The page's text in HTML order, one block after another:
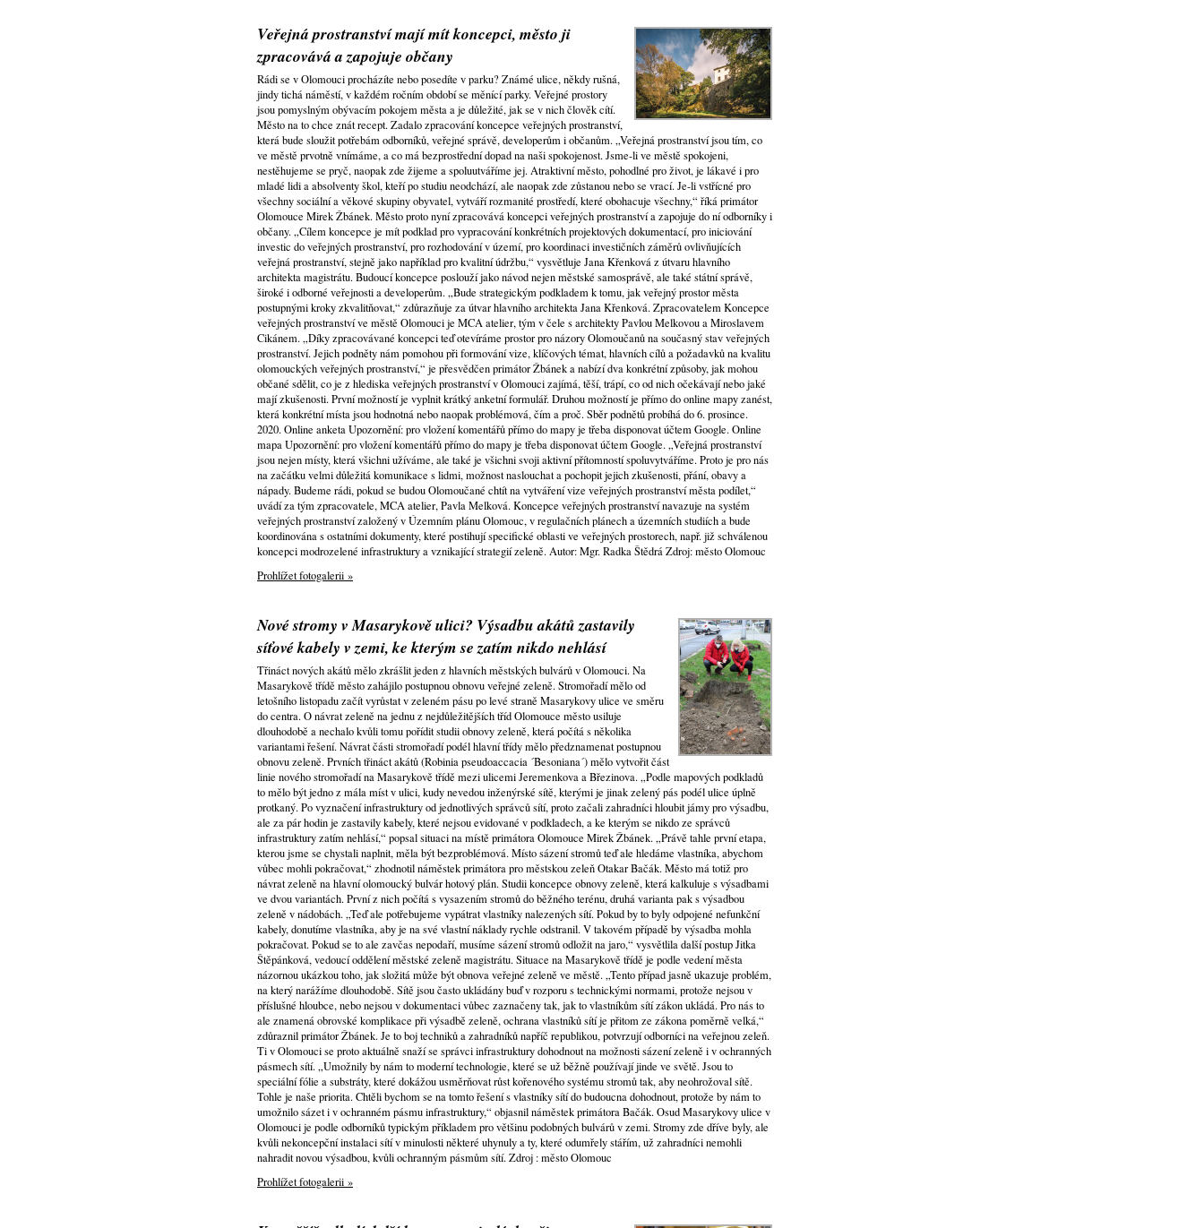
Veřejná prostranství mají mít koncepci, město ji
zpracovává a zapojuje občany
Rádi se v Olomouci procházíte nebo posedíte v parku? Známé ulice, někdy rušná,
jindy tichá náměstí, v každém ročním období se měnící parky. Veřejné prostory
jsou pomyslným obývacím pokojem města a je důležité, jak se v nich člověk cítí.
Město na to chce znát recept. Zadalo zpracování koncepce veřejných prostranství,
která bude sloužit potřebám odborníků, veřejné správě, developerům i občanům. „Veřejná prostranství jsou tím, co
ve městě prvotně vnímáme, a co má bezprostřední dopad na naši spokojenost. Jsme-li ve městě spokojeni,
nestěhujeme se pryč, naopak zde žijeme a spoluutváříme jej. Atraktivní město, pohodlné pro život, je lákavé i pro
mladé lidi a absolventy škol, kteří po studiu neodchází, ale naopak zde zůstanou nebo se vrací. Je-li vstřícné pro
všechny sociální a věkové skupiny obyvatel, vytváří rozmanité prostředí, které obohacuje všechny,“ říká primátor
Olomouce Mirek Žbánek. Město proto nyní zpracovává koncepci veřejných prostranství a zapojuje do ní odborníky i
občany. „Cílem koncepce je mít podklad pro vypracování konkrétních projektových dokumentací, pro iniciování
investic do veřejných prostranství, pro rozhodování v území, pro koordinaci investičních záměrů ovlivňujících
veřejná prostranství, stejně jako například pro kvalitní údržbu,“ vysvětluje Jana Křenková z útvaru hlavního
architekta magistrátu. Budoucí koncepce poslouží jako návod nejen městské samosprávě, ale také státní správě,
široké i odborné veřejnosti a developerům. „Bude strategickým podkladem k tomu, jak veřejný prostor města
postupnými kroky zkvalitňovat,“ zdůrazňuje za útvar hlavního architekta Jana Křenková. Zpracovatelem Koncepce
veřejných prostranství ve městě Olomouci je MCA atelier, tým v čele s architekty Pavlou Melkovou a Miroslavem
Cikánem. „Díky zpracovávané koncepci teď otevíráme prostor pro názory Olomoučanů na současný stav veřejných
prostranství. Jejich podněty nám pomohou při formování vize, klíčových témat, hlavních cílů a požadavků na kvalitu
olomouckých veřejných prostranství,“ je přesvědčen primátor Žbánek a nabízí dva konkrétní způsoby, jak mohou
občané sdělit, co je z hlediska veřejných prostranství v Olomouci zajímá, těší, trápí, co od nich očekávají nebo jaké
mají zkušenosti. První možností je vyplnit krátký anketní formulář. Druhou možností je přímo do online mapy zanést,
která konkrétní místa jsou hodnotná nebo naopak problémová, čím a proč. Sběr podnětů probíhá do 6. prosince.
2020. Online anketa Upozornění: pro vložení komentářů přímo do mapy je třeba disponovat účtem Google. Online
mapa Upozornění: pro vložení komentářů přímo do mapy je třeba disponovat účtem Google. „Veřejná prostranství
jsou nejen místy, která všichni užíváme, ale také je všichni svoji aktivní přítomností spoluvytváříme. Proto je pro nás
na začátku velmi důležitá komunikace s lidmi, možnost naslouchat a pochopit jejich zkušenosti, přání, obavy a
nápady. Budeme rádi, pokud se budou Olomoučané chtít na vytváření vize veřejných prostranství města podílet,“
uvádí za tým zpracovatele, MCA atelier, Pavla Melková. Koncepce veřejných prostranství navazuje na systém
veřejných prostranství založený v Územním plánu Olomouc, v regulačních plánech a územních studiích a bude
koordinována s ostatními dokumenty, které postihují specifické oblasti ve veřejných prostorech, např. již schválenou
koncepci modrozelené infrastruktury a vznikající strategií zeleně. Autor: Mgr. Radka Štědrá Zdroj: město Olomouc
Prohlížet fotogalerii »
Nové stromy v Masarykově ulici? Výsadbu akátů zastavily
síťové kabely v zemi, ke kterým se zatím nikdo nehlásí
Třináct nových akátů mělo zkrášlit jeden z hlavních městských bulvárů v Olomouci. Na
Masarykově třídě město zahájilo postupnou obnovu veřejné zeleně. Stromořadí mělo od
letošního listopadu začít vyrůstat v zeleném pásu po levé straně Masarykovy ulice ve směru
do centra. O návrat zeleně na jednu z nejdůležitějších tříd Olomouce město usiluje
dlouhodobě a nechalo kvůli tomu pořídit studii obnovy zeleně, která počítá s několika
variantami řešení. Návrat části stromořadí podél hlavní třídy mělo předznamenat postupnou
obnovu zeleně. Prvních třináct akátů (Robinia pseudoaccacia ´Besoniana´) mělo vytvořit část
linie nového stromořadí na Masarykově třídě mezi ulicemi Jeremenkova a Březinova. „Podle mapových podkladů
to mělo být jedno z mála míst v ulici, kudy nevedou inženýrské sítě, kterými je jinak zelený pás podél ulice úplně
protkaný. Po vyznačení infrastruktury od jednotlivých správců sítí, proto začali zahradníci hloubit jámy pro výsadbu,
ale za pár hodin je zastavily kabely, které nejsou evidované v podkladech, a ke kterým se nikdo ze správců
infrastruktury zatím nehlásí,“ popsal situaci na místě primátora Olomouce Mirek Žbánek. „Právě tahle první etapa,
kterou jsme se chystali naplnit, měla být bezproblémová. Místo sázení stromů teď ale hledáme vlastníka, abychom
vůbec mohli pokračovat,“ zhodnotil náměstek primátora pro městskou zeleň Otakar Bačák. Město má totiž pro
návrat zeleně na hlavní olomoucký bulvár hotový plán. Studii koncepce obnovy zeleně, která kalkuluje s výsadbami
ve dvou variantách. První z nich počítá s vysazením stromů do běžného terénu, druhá varianta pak s výsadbou
zeleně v nádobách. „Teď ale potřebujeme vypátrat vlastníky nalezených sítí. Pokud by to byly odpojené nefunkční
kabely, donutíme vlastníka, aby je na své vlastní náklady rychle odstranil. V takovém případě by výsadba mohla
pokračovat. Pokud se to ale zavčas nepodaří, musíme sázení stromů odložit na jaro,“ vysvětlila další postup Jitka
Štěpánková, vedoucí oddělení městské zeleně magistrátu. Situace na Masarykově třídě je podle vedení města
názornou ukázkou toho, jak složitá může být obnova veřejné zeleně ve městě. „Tento případ jasně ukazuje problém,
na který narážíme dlouhodobě. Sítě jsou často ukládány buď v rozporu s technickými normami, protože nejsou v
příslušné hloubce, nebo nejsou v dokumentaci vůbec zaznačeny tak, jak to vlastníkům sítí zákon ukládá. Pro nás to
ale znamená obrovské komplikace při výsadbě zeleně, ochrana vlastníků sítí je přitom ze zákona poměrně velká,“
zdůraznil primátor Žbánek. Je to boj techniků a zahradníků napříč republikou, potvrzují odborníci na veřejnou zeleň.
Ti v Olomouci se proto aktuálně snaží se správci infrastruktury dohodnout na možnosti sázení zeleně i v ochranných
pásmech sítí. „Umožnily by nám to moderní technologie, které se už běžně používají jinde ve světě. Jsou to
speciální fólie a substráty, které dokážou usměrňovat růst kořenového systému stromů tak, aby neohrožoval sítě.
Tohle je naše priorita. Chtěli bychom se na tomto řešení s vlastníky sítí do budoucna dohodnout, protože by nám to
umožnilo sázet i v ochranném pásmu infrastruktury,“ objasnil náměstek primátora Bačák. Osud Masarykovy ulice v
Olomouci je podle odborníků typickým příkladem pro většinu podobných bulvárů v zemi. Stromy zde dříve byly, ale
kvůli nekoncepční instalaci sítí v minulosti některé uhynuly a ty, které odumřely stářím, už zahradníci nemohli
nahradit novou výsadbou, kvůli ochranným pásmům sítí. Zdroj : město Olomouc
Prohlížet fotogalerii »